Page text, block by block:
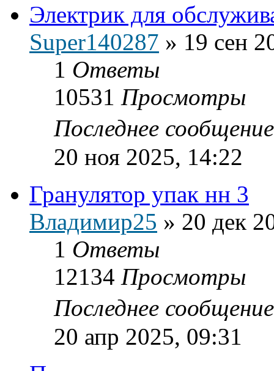
Электрик для
Super140287 » 19 сен
1 Ответы
10531 Просмотры
Последнее
20 ноя 2025, 14:22
Гранулятор упак нн 3
Владимир25 » 20 дек
1 Ответы
12134 Просмотры
Последнее
20 апр 2025, 09:31